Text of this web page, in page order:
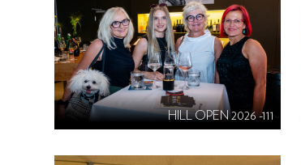
HILL OPEN 2026 -111